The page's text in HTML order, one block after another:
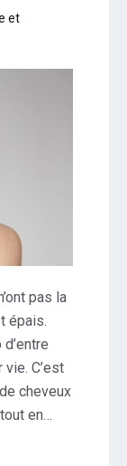
et
pas la
épais.
C’est
cheveux
en…